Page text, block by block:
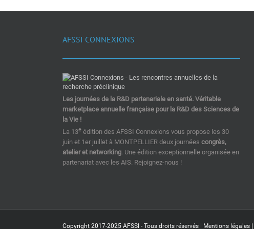
AFSSI CONNEXIONS
Les journées de la R&D partenariale en santé. Véritable
marketplace annuelle française pour la R&D des Sciences de
la Vie !
La 13e édition des AFSSI Connexions vous propose les 30
juin et 1er juillet à MONTPELLIER deux journées congrès,
atelier et networking. Une édition exceptionnelle organisée en
partenariat avec les AIS. Rejoignez-nous !
Copyright 2017-2025 AFSSI - Tous droits réservés | Mentions légales |